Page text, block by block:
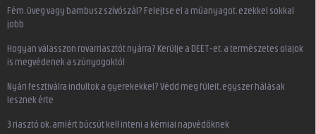
Fém, üveg vagy bambusz szívószál? Felejtse el a műanyagot, ezekkel sokkal
jobb
Hogyan válasszon rovarriasztót nyárra? Kerülje a DEET-et, a természetes olajok
is megvédenek a szúnyogoktól
Nyári fesztiválra indultok a gyerekekkel? Védd meg füleit, egyszer hálásak
lesznek érte
3 riasztó ok, amiért búcsút kell inteni a kémiai napvédőknek